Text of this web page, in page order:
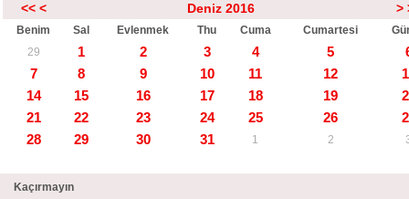
<< < Deniz 2016 >
Benim Sal Evlenmek Thu Cuma Cumartesi
29
1 2 3 4 5
7
8 9 10 11 12
14
15 16 17 18 19
21
22 23 24 25 26
28
29 30 31 1 2
Kaçırmayın